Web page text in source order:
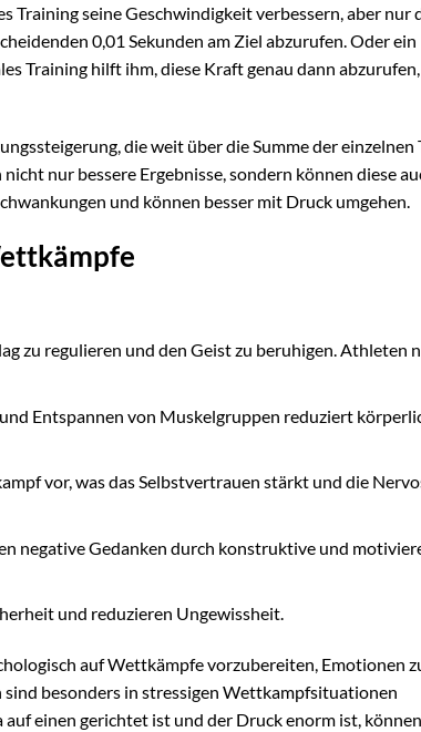
Training seine Geschwindigkeit verbessern, aber nur
0,01 Sekunden am Ziel abzurufen. Oder ein
Training hilft ihm, diese Kraft genau dann
die weit über die Summe der einzelnen
nur bessere Ergebnisse, sondern können diese
und können besser mit Druck umgehen.
zu regulieren und den Geist zu beruhigen. Athleten
Entspannen von Muskelgruppen reduziert
vor, was das Selbstvertrauen stärkt und die
negative Gedanken durch konstruktive und
und reduzieren Ungewissheit.
auf Wettkämpfe vorzubereiten, Emotionen
besonders in stressigen Wettkampfsituationen
einen gerichtet ist und der Druck enorm ist,